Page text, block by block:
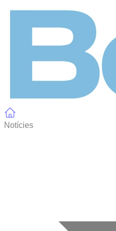
Notícies